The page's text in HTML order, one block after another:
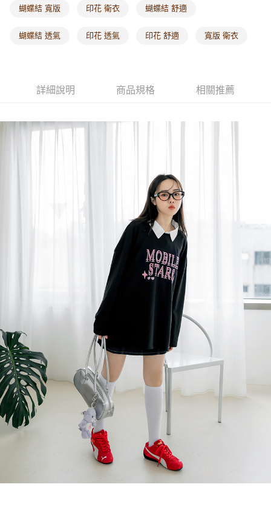
蝴蝶結 寬版 印花 衛衣 蝴蝶結 舒適
蝴蝶結 透氣 印花 透氣 印花 舒適 寬版 衛衣
詳細說明 商品規格 相關推薦